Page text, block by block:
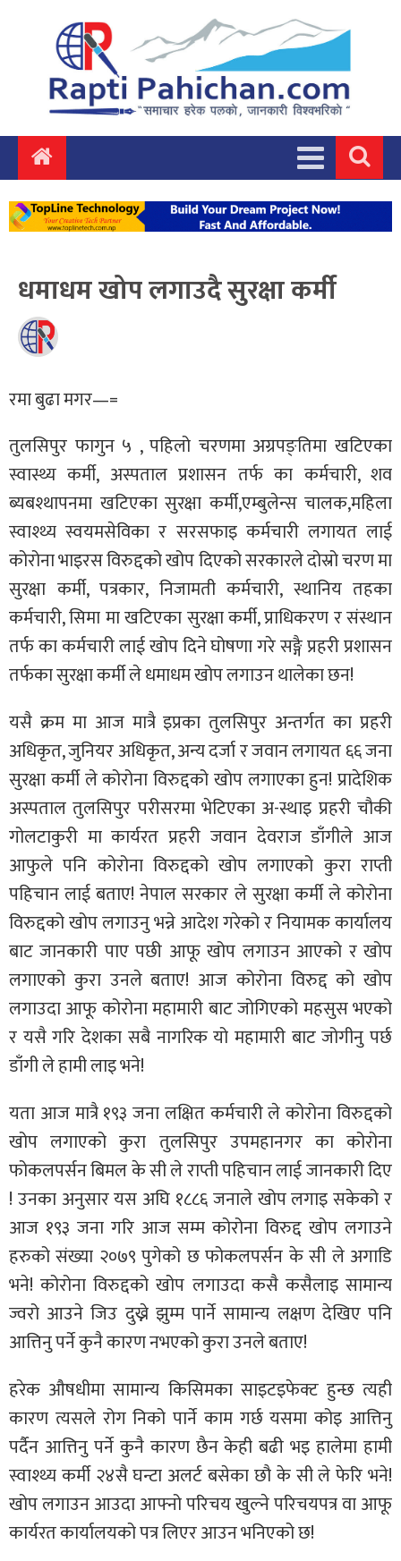
धमाधम खोप लगाउदै सुरक्षा कर्मी
रमा बुढा मगर—=
तुलसिपुर फागुन ५ , पहिलो चरणमा अग्रपङ्तिमा खटिएका
स्वास्थ्य कर्मी, अस्पताल प्रशासन तर्फ का कर्मचारी, शव
ब्यबश्थापनमा खटिएका सुरक्षा कर्मी,एम्बुलेन्स चालक,महिला
स्वाश्थ्य स्वयमसेविका र सरसफाइ कर्मचारी लगायत लाई
कोरोना भाइरस विरुद्दको खोप दिएको सरकारले दोस्रो चरण मा
सुरक्षा कर्मी, पत्रकार, निजामती कर्मचारी, स्थानिय तहका
कर्मचारी, सिमा मा खटिएका सुरक्षा कर्मी, प्राधिकरण र संस्थान
तर्फ का कर्मचारी लाई खोप दिने घोषणा गरे सङ्गै प्रहरी प्रशासन
तर्फका सुरक्षा कर्मी ले धमाधम खोप लगाउन थालेका छन!
यसै क्रम मा आज मात्रै इप्रका तुलसिपुर अन्तर्गत का प्रहरी
अधिकृत, जुनियर अधिकृत, अन्य दर्जा र जवान लगायत ६६ जना
सुरक्षा कर्मी ले कोरोना विरुद्दको खोप लगाएका हुन! प्रादेशिक
अस्पताल तुलसिपुर परीसरमा भेटिएका अ-स्थाइ प्रहरी चौकी
गोलटाकुरी मा कार्यरत प्रहरी जवान देवराज डाँगीले आज
आफुले पनि कोरोना विरुद्दको खोप लगाएको कुरा राप्ती
पहिचान लाई बताए! नेपाल सरकार ले सुरक्षा कर्मी ले कोरोना
विरुद्दको खोप लगाउनु भन्ने आदेश गरेको र नियामक कार्यालय
बाट जानकारी पाए पछी आफू खोप लगाउन आएको र खोप
लगाएको कुरा उनले बताए! आज कोरोना विरुद्द को खोप
लगाउदा आफू कोरोना महामारी बाट जोगिएको महसुस भएको
र यसै गरि देशका सबै नागरिक यो महामारी बाट जोगीनु पर्छ
डाँगी ले हामी लाइ भने!
यता आज मात्रै १९३ जना लक्षित कर्मचारी ले कोरोना विरुद्दको
खोप लगाएको कुरा तुलसिपुर उपमहानगर का कोरोना
फोकलपर्सन बिमल के सी ले राप्ती पहिचान लाई जानकारी दिए
! उनका अनुसार यस अघि १८८६ जनाले खोप लगाइ सकेको र
आज १९३ जना गरि आज सम्म कोरोना विरुद्द खोप लगाउने
हरुको संख्या २०७९ पुगेको छ फोकलपर्सन के सी ले अगाडि
भने! कोरोना विरुद्दको खोप लगाउदा कसै कसैलाइ सामान्य
ज्वरो आउने जिउ दुख्ने झुम्म पार्ने सामान्य लक्षण देखिए पनि
आत्तिनु पर्ने कुनै कारण नभएको कुरा उनले बताए!
हरेक औषधीमा सामान्य किसिमका साइटइफेक्ट हुन्छ त्यही
कारण त्यसले रोग निको पार्ने काम गर्छ यसमा कोइ आत्तिनु
पर्दैन आत्तिनु पर्ने कुनै कारण छैन केही बढी भइ हालेमा हामी
स्वाश्थ्य कर्मी २४सै घन्टा अलर्ट बसेका छौ के सी ले फेरि भने!
खोप लगाउन आउदा आफ्नो परिचय खुल्ने परिचयपत्र वा आफू
कार्यरत कार्यालयको पत्र लिएर आउन भनिएको छ!